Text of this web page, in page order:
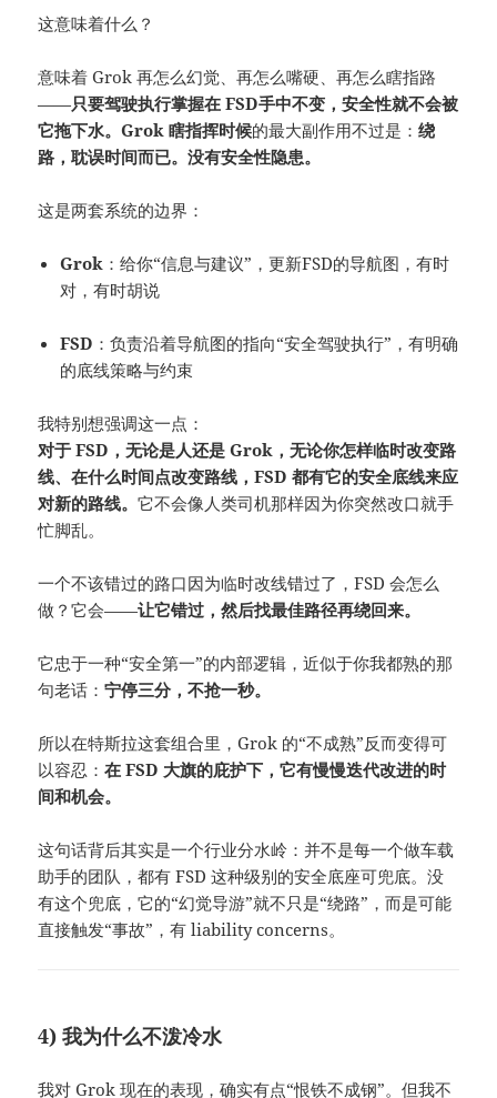
这意味着什么？
意味着 Grok 再怎么幻觉、再怎么嘴硬、再怎么瞎指路
——只要驾驶执行掌握在 FSD手中不变，安全性就不会被
它拖下水。Grok 瞎指挥时候的最大副作用不过是：绕
路，耽误时间而已。没有安全性隐患。
这是两套系统的边界：
Grok ：给你“信息与建议”，更新FSD的导航图，有时
对，有时胡说
FSD ：负责沿着导航图的指向“安全驾驶执行”，有明确
的底线策略与约束
我特别想强调这一点：
对于 FSD，无论是人还是 Grok，无论你怎样临时改变路
线、在什么时间点改变路线，FSD 都有它的安全底线来应
对新的路线。它不会像人类司机那样因为你突然改口就手
忙脚乱。
一个不该错过的路口因为临时改线错过了，FSD 会怎么
做？它会——让它错过，然后找最佳路径再绕回来。
它忠于一种“安全第一”的内部逻辑，近似于你我都熟的那
句老话：宁停三分，不抢一秒。
所以在特斯拉这套组合里，Grok 的“不成熟”反而变得可
以容忍：在 FSD 大旗的庇护下，它有慢慢迭代改进的时
间和机会。
这句话背后其实是一个行业分水岭：并不是每一个做车载
助手的团队，都有 FSD 这种级别的安全底座可兜底。没
有这个兜底，它的“幻觉导游”就不只是“绕路”，而是可能
直接触发“事故”，有 liability concerns。
4) 我为什么不泼冷水
我对 Grok 现在的表现，确实有点“恨铁不成钢”。但我不